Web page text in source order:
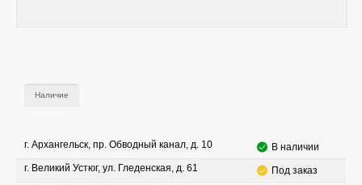
Наличие
г. Архангельск, пр. Обводный канал, д. 10
В наличии
г. Великий Устюг, ул. Гледенская, д. 61
Под заказ